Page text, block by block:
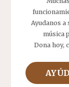
Ayudanos
música
Dona hoy,